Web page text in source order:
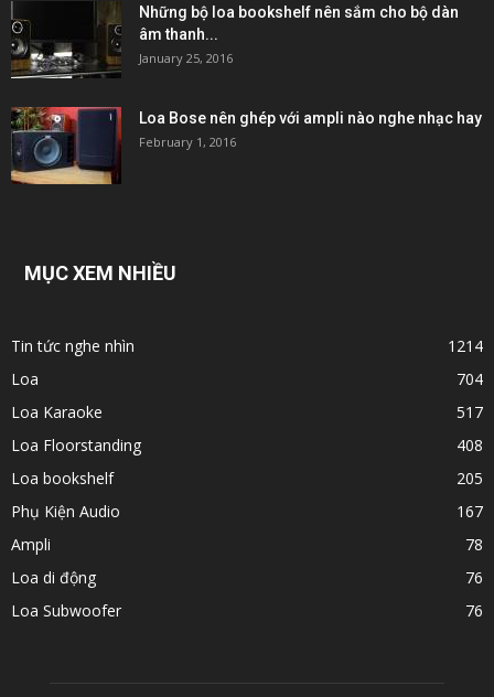
Những bộ loa bookshelf nên sắm cho bộ dàn
âm thanh...
January 25, 2016
Loa Bose nên ghép với ampli nào nghe nhạc hay
February 1, 2016
MỤC XEM NHIỀU
Tin tức nghe nhìn
1214
Loa
704
Loa Karaoke
517
Loa Floorstanding
408
Loa bookshelf
205
Phụ Kiện Audio
167
Ampli
78
Loa di động
76
Loa Subwoofer
76